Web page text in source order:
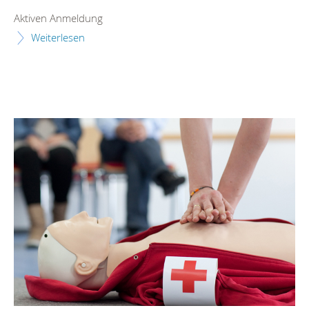
Aktiven Anmeldung
Weiterlesen